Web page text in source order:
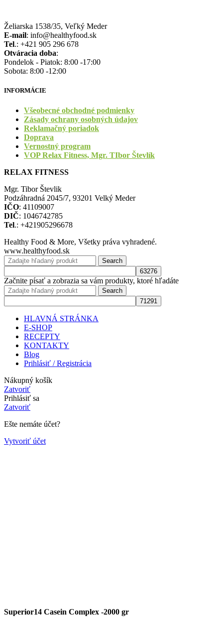
Želiarska 1538/35, Veľký Meder
E-mail: info@healthyfood.sk
Tel.: +421 905 296 678
Otváracia doba:
Pondelok - Piatok: 8:00 -17:00
Sobota: 8:00 -12:00
INFORMÁCIE
Všeobecné obchodné podmienky
Zásady ochrany osobných údajov
Reklamačný poriadok
Doprava
Vernostný program
VOP Relax Fitness, Mgr. TIbor Števlík
RELAX FITNESS
Mgr. Tibor Števlik
Podzáhradná 2045/7, 93201 Velký Meder
IČO: 41109007
DIČ: 1046742785
Tel.: +421905296678
Healthy Food & More, Všetky práva vyhradené.
www.healthyfood.sk
Search
Začnite písať a zobrazia sa vám produkty, ktoré hľadáte
Search
HLAVNÁ STRÁNKA
E-SHOP
RECEPTY
KONTAKTY
Blog
Prihlásiť / Registrácia
Nákupný košík
Zatvoriť
Prihlásiť sa
Zatvoriť
Ešte nemáte účet?
Vytvoriť účet
Superior14 Casein Complex -2000 gr